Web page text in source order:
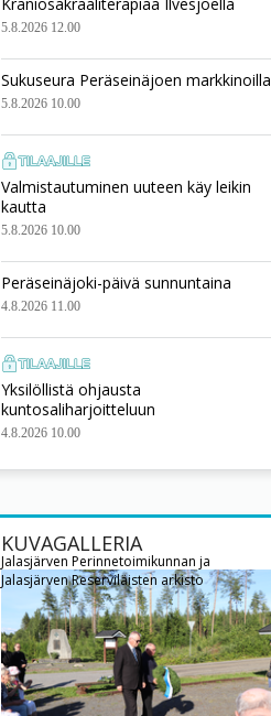
5.8.2026 12.00
Sukuseura Peräseinäjoen markkinoilla
5.8.2026 10.00
Valmistautuminen uuteen käy leikin
kautta
5.8.2026 10.00
Peräseinäjoki-päivä sunnuntaina
4.8.2026 11.00
Yksilöllistä ohjausta
kuntosaliharjoitteluun
4.8.2026 10.00
KUVAGALLERIA
Jalasjärven Perinnetoimikunnan ja
Jalasjärven Reserviläisten arkisto